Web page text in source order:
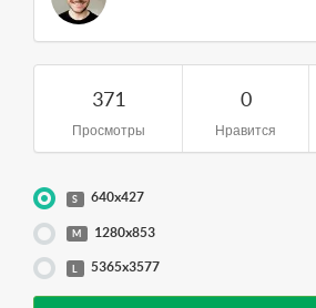
371
Просмотры
0
Нравится
S 640x427
M 1280x853
L 5365x3577